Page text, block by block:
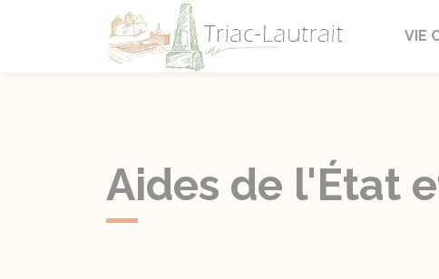
Triac-VIE
Aides de l'État